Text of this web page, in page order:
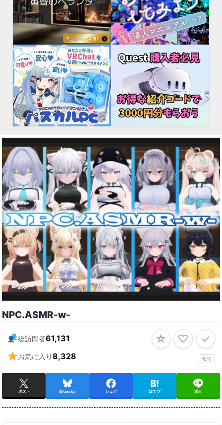
NPC․ASMR-w-
総訪問者61,131
お気に入り8,328 報告
☆ ♡ ✓
ポスト Bluesky シェア はてブ 送る